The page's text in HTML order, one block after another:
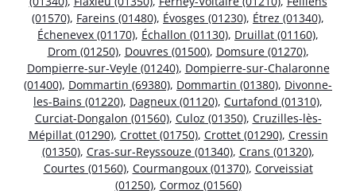
(01570), Fareins (01480), Évosges (01230), Étrez (01340),
Échenevex (01170), Échallon (01130), Druillat (01160),
Drom (01250), Douvres (01500), Domsure (01270),
Dompierre-sur-Veyle (01240), Dompierre-sur-Chalaronne
(01400), Dommartin (69380), Dommartin (01380), Divonne-
les-Bains (01220), Dagneux (01120), Curtafond (01310),
Curciat-Dongalon (01560), Culoz (01350), Cruzilles-lès-
Mépillat (01290), Crottet (01750), Crottet (01290), Cressin
(01350), Cras-sur-Reyssouze (01340), Crans (01320),
Courtes (01560), Courmangoux (01370), Corveissiat
(01250), Cormoz (01560)